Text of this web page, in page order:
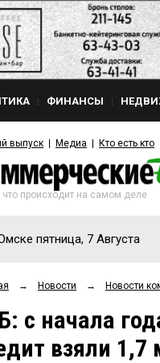
ФИНАНСЫ
выпуск Медиа Кто есть кто
что происходит на самом деле
пятница, 7 Августа
→ Новости → Новости
с начала
взяли 1,7